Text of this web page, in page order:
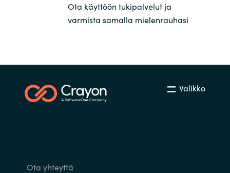
Ota käyttöön tukipalvelut ja
varmista samalla mielenrauhasi
Valikko
Ota yhteyttä